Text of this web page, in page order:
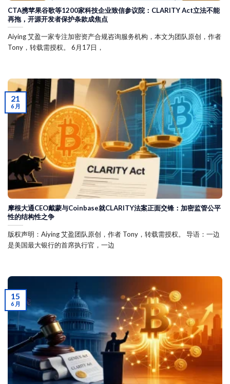
CTA携苹果谷歌等1200家科技企业致信参议院：CLARITY Act立法不能
再拖，开源开发者保护条款成焦点
Aiying 艾盈一家专注加密资产合规咨询服务机构，本文为团队原创，作者
Tony，转载需授权。 6月17日，
摩根大通CEO戴蒙与Coinbase就CLARITY法案正面交锋：加密监管公平
性的结构性之争
版权声明：Aiying 艾盈团队原创，作者 Tony，转载需授权。 导语：一边
是美国最大银行的首席执行官，一边
21
6 月
15
6 月